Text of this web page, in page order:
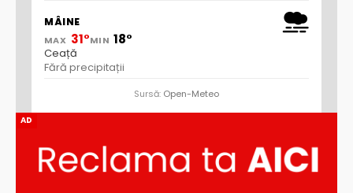
AD
MÂINE
MAX 31°MIN 18°
Ceață
Fără precipitații
Sursă: Open-Meteo